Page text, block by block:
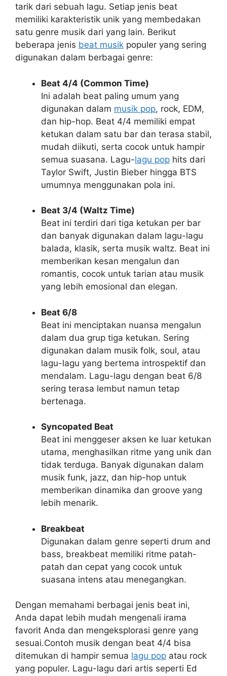
tarik dari sebuah lagu. Setiap jenis beat
memiliki karakteristik unik yang membedakan
satu genre musik dari yang lain. Berikut
beberapa jenis beat musik populer yang sering
digunakan dalam berbagai genre:
Beat 4/4 (Common Time)
Ini adalah beat paling umum yang
digunakan dalam musik pop, rock, EDM,
dan hip-hop. Beat 4/4 memiliki empat
ketukan dalam satu bar dan terasa stabil,
mudah diikuti, serta cocok untuk hampir
semua suasana. Lagu-lagu pop hits dari
Taylor Swift, Justin Bieber hingga BTS
umumnya menggunakan pola ini.
Beat 3/4 (Waltz Time)
Beat ini terdiri dari tiga ketukan per bar
dan banyak digunakan dalam lagu-lagu
balada, klasik, serta musik waltz. Beat ini
memberikan kesan mengalun dan
romantis, cocok untuk tarian atau musik
yang lebih emosional dan elegan.
Beat 6/8
Beat ini menciptakan nuansa mengalun
dalam dua grup tiga ketukan. Sering
digunakan dalam musik folk, soul, atau
lagu-lagu yang bertema introspektif dan
mendalam. Lagu-lagu dengan beat 6/8
sering terasa lembut namun tetap
bertenaga.
Syncopated Beat
Beat ini menggeser aksen ke luar ketukan
utama, menghasilkan ritme yang unik dan
tidak terduga. Banyak digunakan dalam
musik funk, jazz, dan hip-hop untuk
memberikan dinamika dan groove yang
lebih menarik.
Breakbeat
Digunakan dalam genre seperti drum and
bass, breakbeat memiliki ritme patah-
patah dan cepat yang cocok untuk
suasana intens atau menegangkan.
Dengan memahami berbagai jenis beat ini,
Anda dapat lebih mudah mengenali irama
favorit Anda dan mengeksplorasi genre yang
sesuai.Contoh musik dengan beat 4/4 bisa
ditemukan di hampir semua lagu pop atau rock
yang populer. Lagu-lagu dari artis seperti Ed